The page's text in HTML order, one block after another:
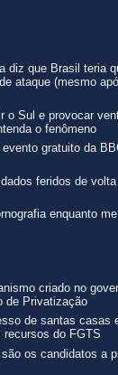
diz que Brasil teria
ataque (mesmo
o Sul e provocar
o fenômeno
gratuito da
feridos de
enquanto
criado no
de Privatização
de santas casas
do FGTS
os candidatos a